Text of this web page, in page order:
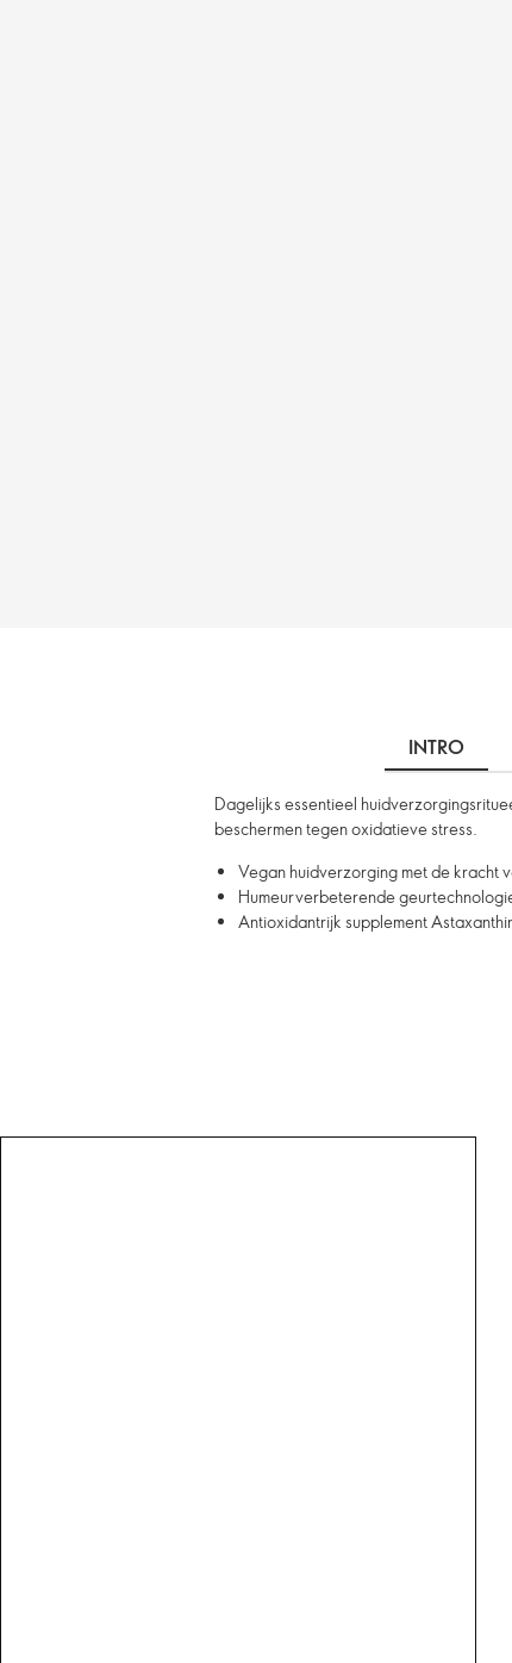
INTRO
Dagelijks essentieel
beschermen tegen oxidatieve stress.
Vegan huidverzorging met de kracht
Humeurverbeterende
Antioxidantrijk supplement